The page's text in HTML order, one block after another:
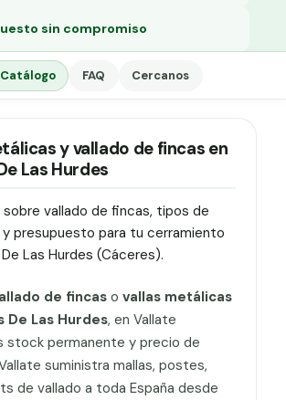
sin compromiso
Catálogo FAQ Cercanos
y vallado de fincas en
Las Hurdes
sobre vallado de fincas, tipos de
y presupuesto para tu cerramiento
Las Hurdes (Cáceres).
de fincaso vallas metálicas
De Las Hurdes, en Vallate
stock permanente y precio de
suministra mallas, postes,
de vallado a toda España desde